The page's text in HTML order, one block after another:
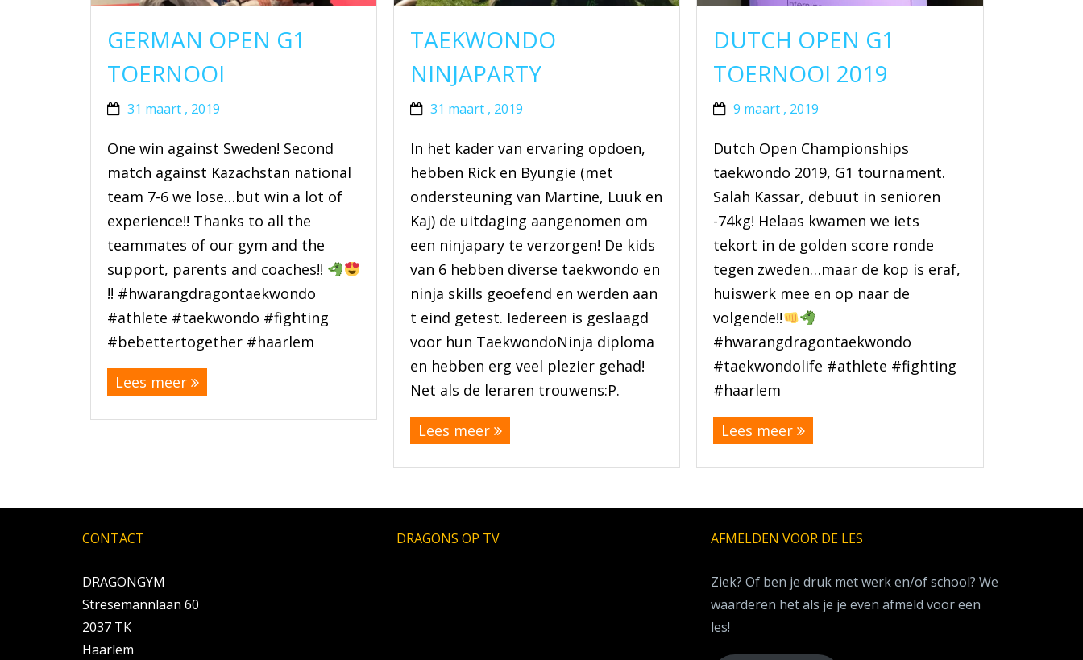
GERMAN OPEN G1
TOERNOOI
31 maart , 2019
One win against Sweden! Second
match against Kazachstan national
team 7-6 we lose…but win a lot of
experience!! Thanks to all the
teammates of our gym and the
support, parents and coaches!!
!! #hwarangdragontaekwondo
#athlete #taekwondo #fighting
#bebettertogether #haarlem
Lees meer
TAEKWONDO
NINJAPARTY
31 maart , 2019
In het kader van ervaring opdoen,
hebben Rick en Byungie (met
ondersteuning van Martine, Luuk en
Kaj) de uitdaging aangenomen om
een ninjapary te verzorgen! De kids
van 6 hebben diverse taekwondo en
ninja skills geoefend en werden aan
t eind getest. Iedereen is geslaagd
voor hun TaekwondoNinja diploma
en hebben erg veel plezier gehad!
Net als de leraren trouwens:P.
Lees meer
DUTCH OPEN G1
TOERNOOI 2019
9 maart , 2019
Dutch Open Championships
taekwondo 2019, G1 tournament.
Salah Kassar, debuut in senioren
-74kg! Helaas kwamen we iets
tekort in de golden score ronde
tegen zweden…maar de kop is eraf,
huiswerk mee en op naar de
volgende!!
#hwarangdragontaekwondo
#taekwondolife #athlete #fighting
#haarlem
Lees meer
CONTACT
DRAGONGYM
Stresemannlaan 60
2037 TK
Haarlem
DRAGONS OP TV AFMELDEN VOOR DE LES
Ziek? Of ben je druk met werk en/of school? We
waarderen het als je je even afmeld voor een
les!